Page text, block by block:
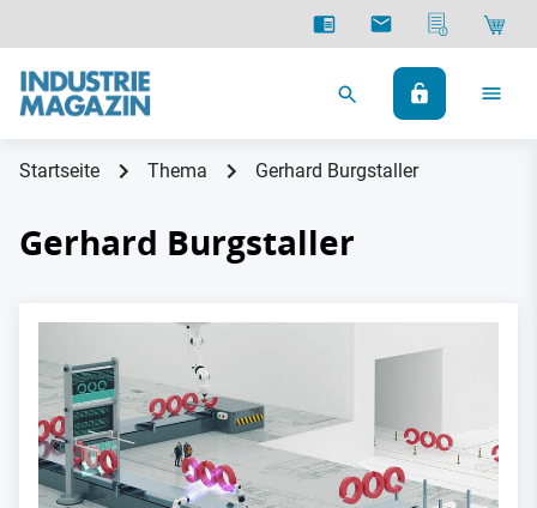
Startseite Thema Gerhard Burgstaller
Gerhard Burgstaller